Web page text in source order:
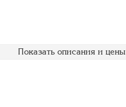
Показать описания и цены